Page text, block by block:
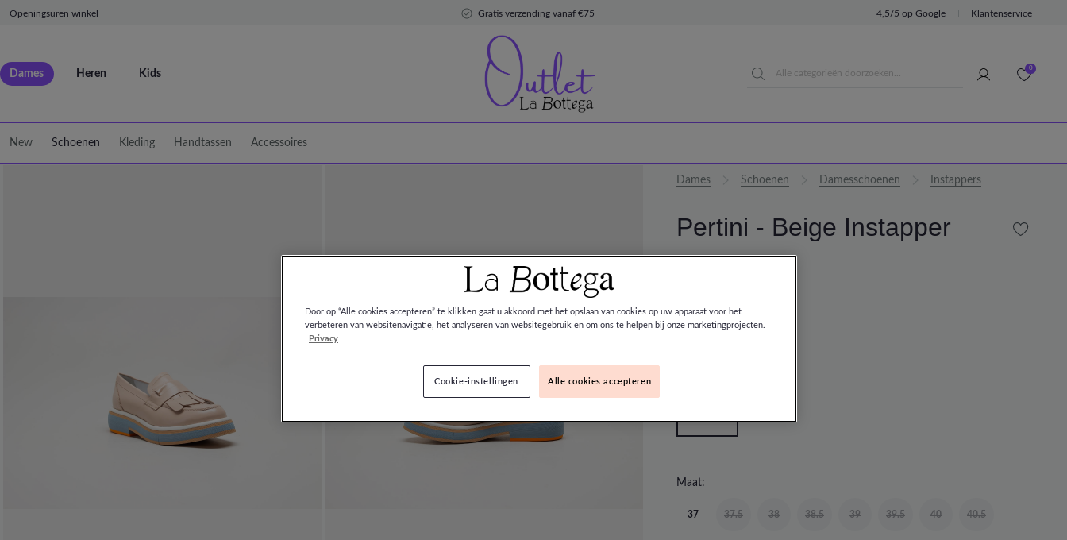
Openingsuren winkel Gratis verzending vanaf €75 4,5/5 op Google Klantenservice
Dames Heren Kids 0
New Schoenen Kleding Handtassen Accessoires
Dames Schoenen Damesschoenen Instappers
Pertini - Beige Instapper
Maat:
38 40
37 37.5 38.5 39.5
39 40.5
Door op “Alle cookies accepteren” te klikken gaat u akkoord met het opslaan van cookies op uw apparaat voor het
verbeteren van websitenavigatie, het analyseren van websitegebruik en om ons te helpen bij onze marketingprojecten.
Privacy
Alle cookies accepteren
Cookie-instellingen